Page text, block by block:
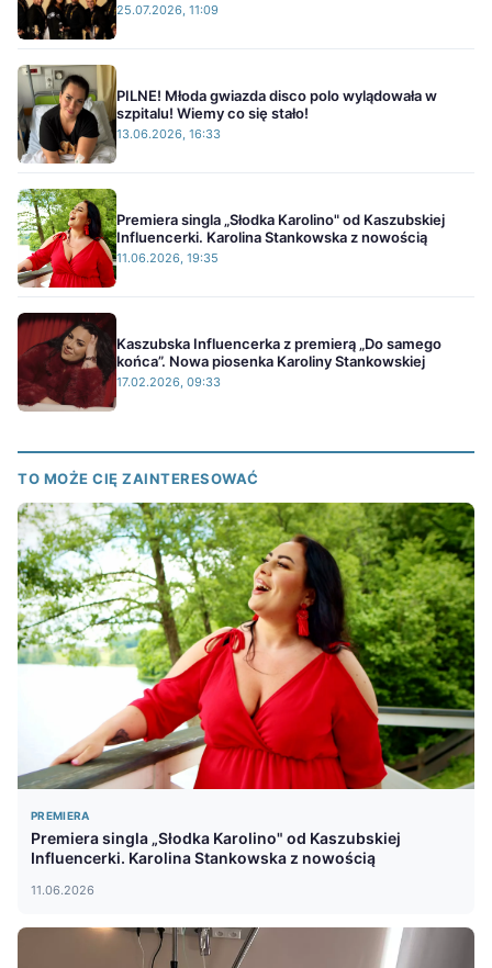
25.07.2026, 11:09
PILNE! Młoda gwiazda disco polo wylądowała w
szpitalu! Wiemy co się stało!
13.06.2026, 16:33
Premiera singla „Słodka Karolino" od Kaszubskiej
Influencerki. Karolina Stankowska z nowością
11.06.2026, 19:35
Kaszubska Influencerka z premierą „Do samego
końca”. Nowa piosenka Karoliny Stankowskiej
17.02.2026, 09:33
TO MOŻE CIĘ ZAINTERESOWAĆ
PREMIERA
Premiera singla „Słodka Karolino" od Kaszubskiej
Influencerki. Karolina Stankowska z nowością
11.06.2026